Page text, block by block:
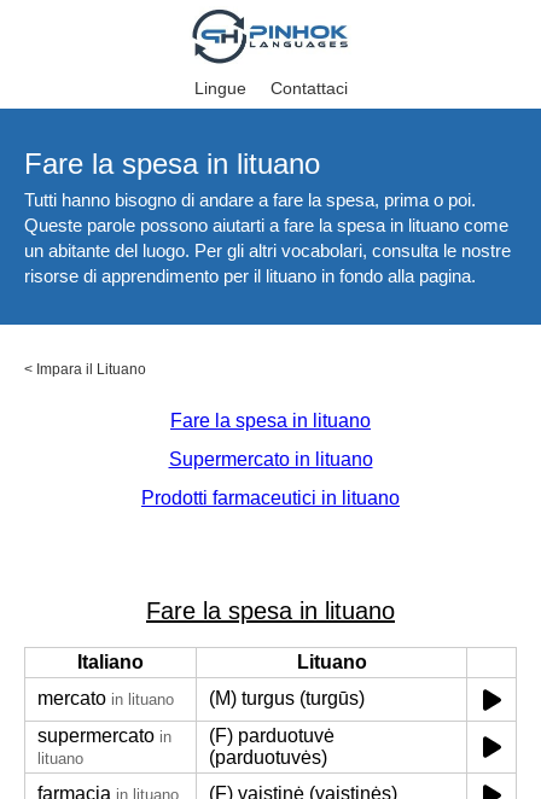
Lingue Contattaci
Fare la spesa in lituano
Tutti hanno bisogno di andare a fare la spesa, prima o poi.
Queste parole possono aiutarti a fare la spesa in lituano come
un abitante del luogo. Per gli altri vocabolari, consulta le nostre
risorse di apprendimento per il lituano in fondo alla pagina.
< Impara il Lituano
Fare la spesa in lituano
Supermercato in lituano
Prodotti farmaceutici in lituano
Fare la spesa in lituano
Italiano
Lituano
mercato in lituano
(M) turgus (turgūs)
supermercato in
lituano
(F) parduotuvė
(parduotuvės)
farmacia in lituano
(F) vaistinė (vaistinės)